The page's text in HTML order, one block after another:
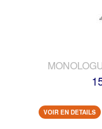
VOIR EN DETAILS